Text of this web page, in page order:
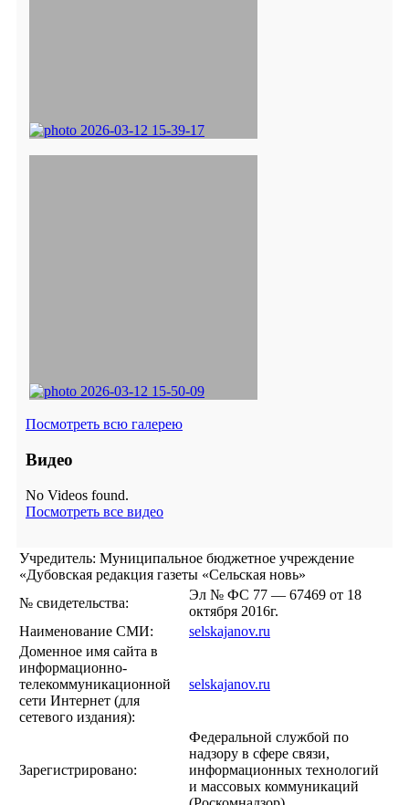
Посмотреть всю галерею
Видео
No Videos found.
Посмотреть все видео
Учредитель: Муниципальное бюджетное учреждение
«Дубовская редакция газеты «Сельская новь»
№ свидетельства:
Эл № ФС 77 — 67469 от 18
октября 2016г.
Наименование СМИ:
selskajanov.ru
Доменное имя сайта в
информационно-
телекоммуникационной
сети Интернет (для
сетевого издания):
selskajanov.ru
Зарегистрировано:
Федеральной службой по
надзору в сфере связи,
информационных технологий
и массовых коммуникаций